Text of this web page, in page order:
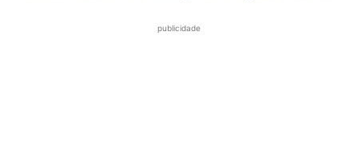
publicidade